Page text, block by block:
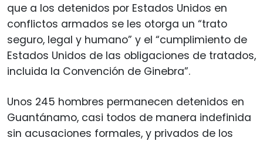
que a los detenidos por Estados Unidos en
conflictos armados se les otorga un “trato
seguro, legal y humano” y el “cumplimiento de
Estados Unidos de las obligaciones de tratados,
incluida la Convención de Ginebra”.
Unos 245 hombres permanecen detenidos en
Guantánamo, casi todos de manera indefinida
sin acusaciones formales, y privados de los